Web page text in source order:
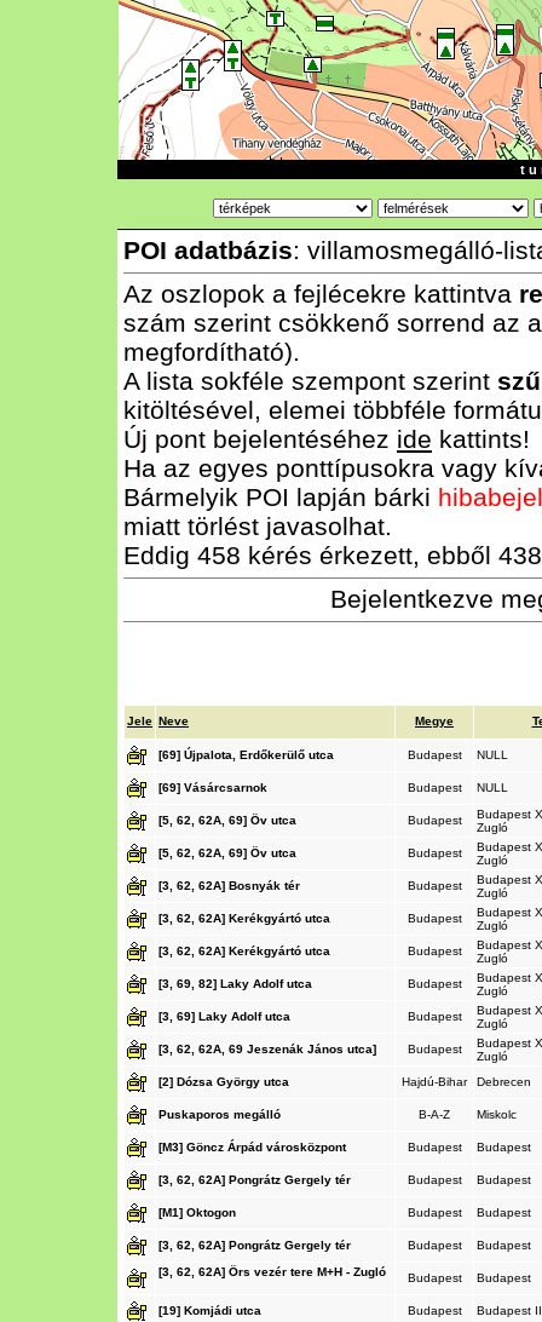
t u
POI adatbázis: villamosmegálló-
Az oszlopok a fejlécekre kattintva
szám szerint csökkenő sorrend az
megfordítható).
A lista sokféle szempont szerint
kitöltésével, elemei többféle
Új pont bejelentéséhez ide kattints!
Ha az egyes ponttípusokra vagy
Bármelyik POI lapján bárki
miatt törlést javasolhat.
Eddig 458 kérés érkezett, ebből
Bejelentkezve
Jele Neve Megye
[69] Újpalota, Erdőkerülő utca Budapest NULL
[69] Vásárcsarnok Budapest NULL
[5, 62, 62A, 69] Öv utca Budapest
Budapest
Zugló
[5, 62, 62A, 69] Öv utca
Budapest
Budapest
Zugló
[3, 62, 62A] Bosnyák tér
Budapest
Budapest
Zugló
[3, 62, 62A] Kerékgyártó utca
Budapest
Budapest
Zugló
[3, 62, 62A] Kerékgyártó utca
Budapest
Budapest
Zugló
[3, 69, 82] Laky Adolf utca
Budapest
Budapest
Zugló
[3, 69] Laky Adolf utca
Budapest
Budapest
Zugló
[3, 62, 62A, 69 Jeszenák János utca]
Budapest
Budapest
Zugló
[2] Dózsa György utca
Hajdú-Bihar Debrecen
Puskaporos megálló B-A-Z Miskolc
[M3] Göncz Árpád városközpont Budapest Budapest
[3, 62, 62A] Pongrátz Gergely tér Budapest Budapest
[M1] Oktogon Budapest Budapest
[3, 62, 62A] Pongrátz Gergely tér Budapest
Budapest
[3, 62, 62A] Örs vezér tere M+H - Zugló
Budapest Budapest
[19] Komjádi utca Budapest Budapest